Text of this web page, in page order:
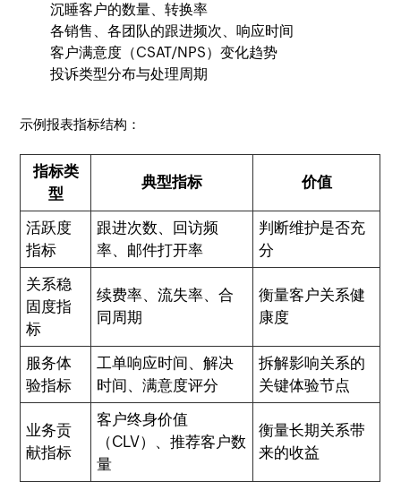
沉睡客户的数量、转换率
各销售、各团队的跟进频次、响应时间
客户满意度（CSAT/NPS）变化趋势
投诉类型分布与处理周期
示例报表指标结构：
指标类
型
典型指标 价值
活跃度
指标
跟进次数、回访频
率、邮件打开率
判断维护是否充
分
关系稳
固度指
标
续费率、流失率、合
同周期
衡量客户关系健
康度
服务体
验指标
工单响应时间、解决
时间、满意度评分
拆解影响关系的
关键体验节点
业务贡
献指标
客户终身价值
（CLV）、推荐客户数
量
衡量长期关系带
来的收益